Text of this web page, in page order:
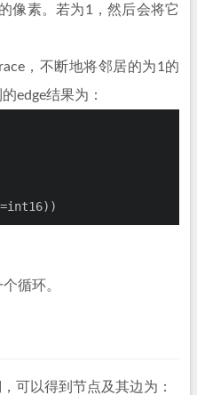
像素。若为1，然后会将它
，不断地将邻居的为1的
edge结果为：
循环。
可以得到节点及其边为：